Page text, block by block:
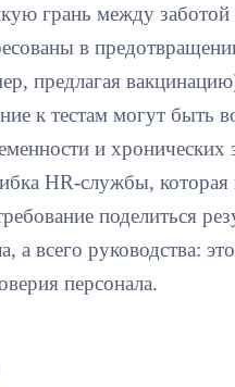
грань между
в
предлагая
к тестам могут
и
HR-службы, которая
поделиться
а всего руководства:
персонала.